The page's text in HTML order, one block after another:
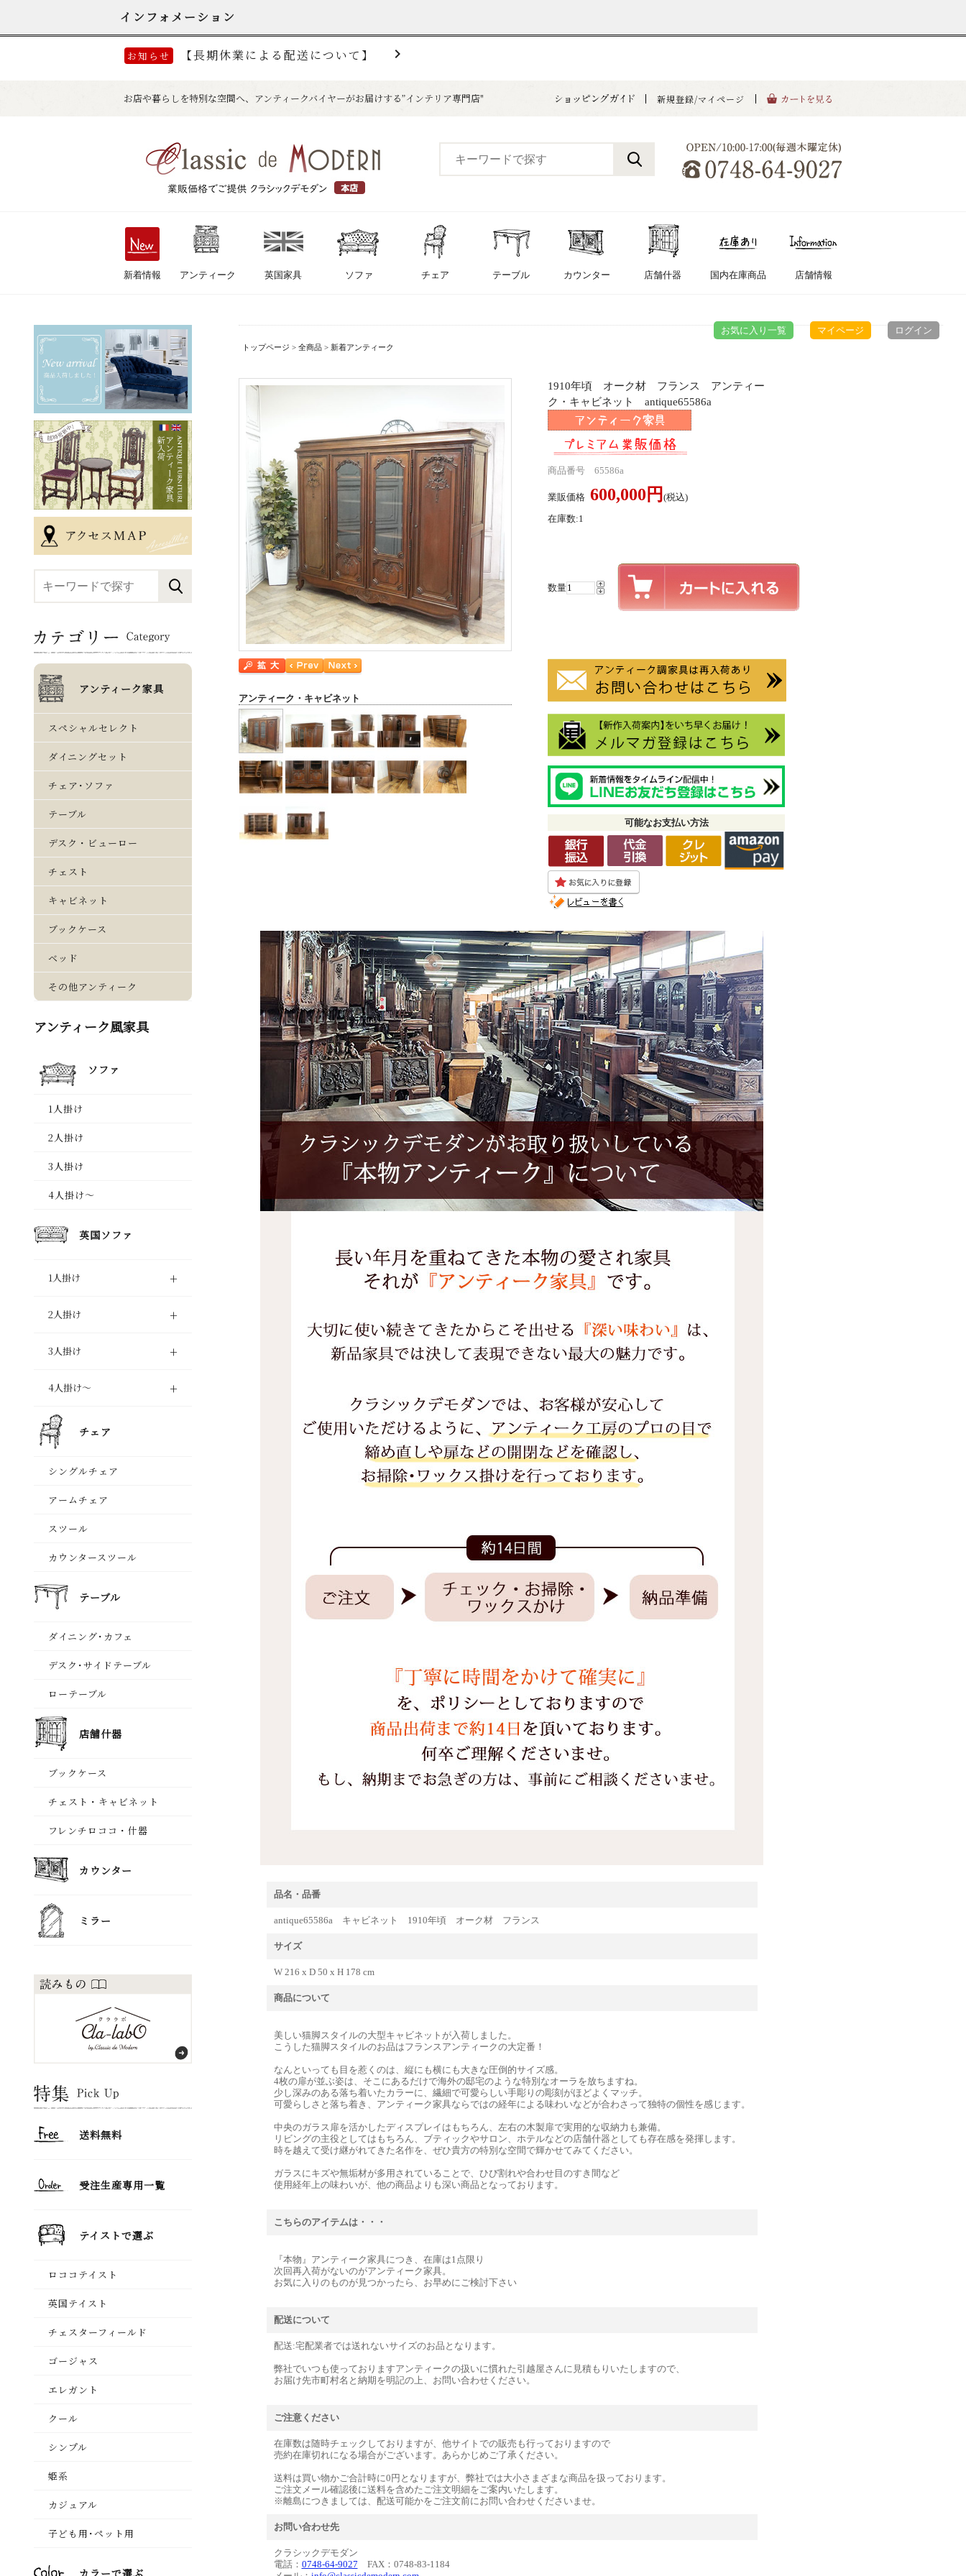
お気に入り一覧 マイページ ログイン
トップページ > 全商品 > 新着アンティーク
1910年頃 オーク材 フランス アンティー
ク・キャビネット antique65586a
商品番号 65586a
業販価格 600,000円 (税込)
在庫数:1
数量
可能なお支払い方法
アンティーク・キャビネット
品名・品番
antique65586a キャビネット 1910年頃 オーク材 フランス
サイズ
W 216 x D 50 x H 178 cm
商品について
美しい猫脚スタイルの大型キャビネットが入荷しました。
こうした猫脚スタイルのお品はフランスアンティークの大定番！
なんといっても目を惹くのは、縦にも横にも大きな圧倒的サイズ感。
4枚の扉が並ぶ姿は、そこにあるだけで海外の邸宅のような特別なオーラを放ちますね。
少し深みのある落ち着いたカラーに、繊細で可愛らしい手彫りの彫刻がほどよくマッチ。
可愛らしさと落ち着き、アンティーク家具ならではの経年による味わいなどが合わさって独特の個性を感じます。
中央のガラス扉を活かしたディスプレイはもちろん、左右の木製扉で実用的な収納力も兼備。
リビングの主役としてはもちろん、ブティックやサロン、ホテルなどの店舗什器としても存在感を発揮します。
時を越えて受け継がれてきた名作を、ぜひ貴方の特別な空間で輝かせてみてください。
ガラスにキズや無垢材が多用されていることで、ひび割れや合わせ目のすき間など
使用経年上の味わいが、他の商品よりも深い商品となっております。
こちらのアイテムは・・・
『本物』アンティーク家具につき、在庫は1点限り
次回再入荷がないのがアンティーク家具。
お気に入りのものが見つかったら、お早めにご検討下さい
配送について
配送:宅配業者では送れないサイズのお品となります。
弊社でいつも使っておりますアンティークの扱いに慣れた引越屋さんに見積もりいたしますので、
お届け先市町村名と納期を明記の上、お問い合わせください。
ご注意ください
在庫数は随時チェックしておりますが、他サイトでの販売も行っておりますので
売約在庫切れになる場合がございます。あらかじめご了承ください。
送料は買い物かご合計時に0円となりますが、弊社では大小さまざまな商品を扱っております。
ご注文メール確認後に送料を含めたご注文明細をご案内いたします。
※離島につきましては、配送可能かをご注文前にお問い合わせくださいませ。
お問い合わせ先
クラシックデモダン
電話： 0748-64-9027 FAX：0748-83-1184